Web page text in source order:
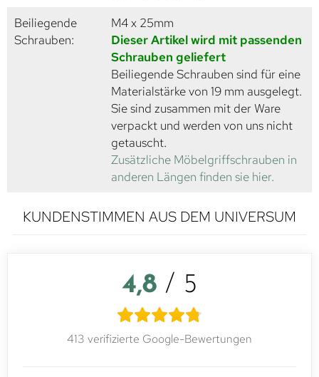
Beiliegende
Schrauben:
M4 x 25mm
Dieser Artikel wird mit passenden
Schrauben geliefert
Beiliegende Schrauben sind für eine
Materialstärke von 19 mm ausgelegt.
Sie sind zusammen mit der Ware
verpackt und werden von uns nicht
getauscht.
Zusätzliche Möbelgriffschrauben in
anderen Längen finden sie hier.
KUNDENSTIMMEN AUS DEM UNIVERSUM
4,8 / 5
413 verifizierte Google-Bewertungen